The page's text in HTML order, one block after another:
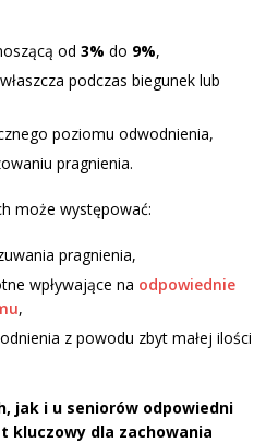
od 3% do 9%,
podczas biegunek lub
poziomu odwodnienia,
pragnienia.
może występować:
pragnienia,
wpływające na odpowiednie
,
z powodu zbyt małej ilości
jak i u seniorów odpowiedni
kluczowy dla zachowania